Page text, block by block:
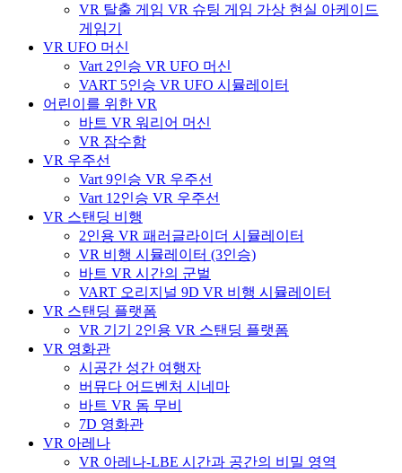
VR 탈출 게임 VR 슈팅 게임 가상 현실 아케이드
게임기
VR UFO 머신
Vart 2인승 VR UFO 머신
VART 5인승 VR UFO 시뮬레이터
어린이를 위한 VR
바트 VR 워리어 머신
VR 잠수함
VR 우주선
Vart 9인승 VR 우주선
Vart 12인승 VR 우주선
VR 스탠딩 비행
2인용 VR 패러글라이더 시뮬레이터
VR 비행 시뮬레이터 (3인승)
바트 VR 시간의 군벌
VART 오리지널 9D VR 비행 시뮬레이터
VR 스탠딩 플랫폼
VR 기기 2인용 VR 스탠딩 플랫폼
VR 영화관
시공간 성간 여행자
버뮤다 어드벤처 시네마
바트 VR 돔 무비
7D 영화관
VR 아레나
VR 아레나-LBE 시간과 공간의 비밀 영역